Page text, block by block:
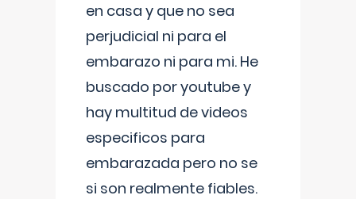
en casa y que no sea
perjudicial ni para el
embarazo ni para mi. He
buscado por youtube y
hay multitud de videos
especificos para
embarazada pero no se
si son realmente fiables.